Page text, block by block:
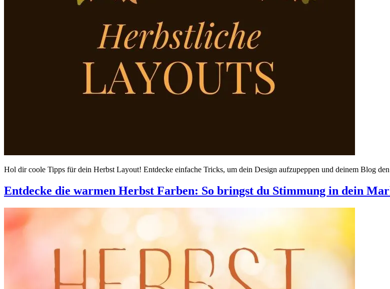
Hol dir coole Tipps für dein Herbst Layout! Entdecke einfache Tricks, um dein Design aufzupeppen und deinem Blog
Entdecke die warmen Herbst Farben: So bringst du Stimmung in dein